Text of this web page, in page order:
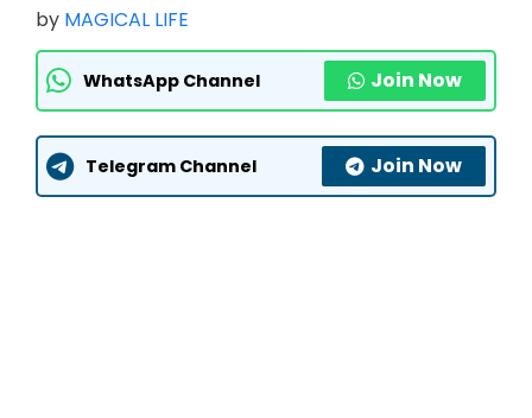
by MAGICAL LIFE
WhatsApp Channel Join Now
Telegram Channel Join Now